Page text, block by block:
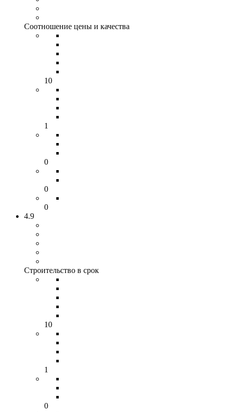
Соотношение цены и качества
10
1
0
0
0
4.9
Строительство в срок
10
1
0